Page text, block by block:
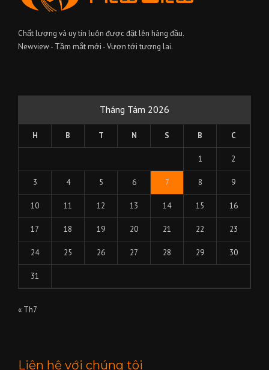
Chất lượng và uy tín luôn được đặt lên hàng đầu.
Newview - Tầm mắt mới - Vươn tới tương lai.
Tháng Tám 2026
H B T N S B C
1 2
3 4 5 6 7 8 9
10 11 12 13 14 15 16
17 18 19 20 21 22 23
24 25 26 27 28 29 30
31
« Th7
Liên hệ với chúng tôi